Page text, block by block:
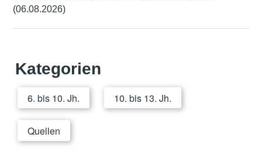
(06.08.2026)
Kategorien
6. bis 10. Jh. 10. bis 13. Jh.
Quellen